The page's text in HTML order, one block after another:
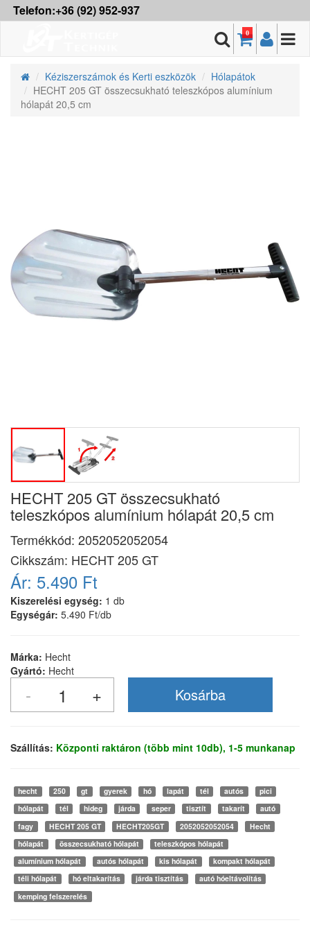
Telefon:+36 (92) 952-937
0
Kéziszerszámok és Kerti eszközök
Hólapátok
HECHT 205 GT összecsukható teleszkópos alumínium
hólapát 20,5 cm
HECHT 205 GT összecsukható
teleszkópos alumínium hólapát 20,5 cm
Termékkód: 2052052052054
Cikkszám: HECHT 205 GT
Ár: 5.490 Ft
Kiszerelési egység: 1 db
Egységár: 5.490 Ft/db
Márka: Hecht
Gyártó: Hecht
Szállítás: Központi raktáron (több mint 10db), 1-5 munkanap
hecht 250 gt gyerek hó lapát tél autós
pici
hólapát
tél hideg járda seper tisztít takarít
autó
fagy
HECHT 205 GT HECHT205GT 2052052052054
Hecht
hólapát
összecsukható hólapát
teleszkópos hólapát
alumínium hólapát
autós hólapát kis hólapát
kompakt hólapát
téli hólapát
hó eltakarítás járda tisztítás
autó hóeltávolítás
kemping felszerelés